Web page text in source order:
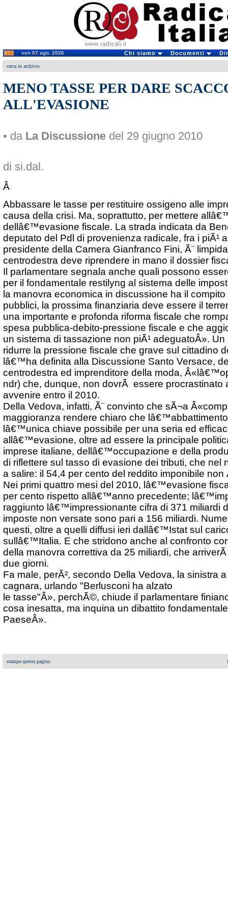
ven 07 ago. 2026 Chi siamo Documenti
cerca in archivio
MENO TASSE PER DARE
ALL'EVASIONE
• da La Discussione del 29 giugno 2010
di si.dal.
Â
Abbassare le tasse per restituire ossigeno alle
causa della crisi. Ma, soprattutto, per mettere
dellâ€™evasione fiscale. La strada indicata da
deputato del Pdl di provenienza radicale, fra i piÃ¹
presidente della Camera Gianfranco Fini, Ã¨
centrodestra deve riprendere in mano il dossier
Il parlamentare segnala anche quali possono
per il fondamentale restilyng al sistema delle
la manovra economica in discussione ha il
pubblici, la prossima finanziaria deve essere il
una importante e profonda riforma fiscale che
spesa pubblica-debito-pressione fiscale e che
un sistema di tassazione non piÃ¹ adeguatoÂ».
ridurre la pressione fiscale che grave sul cittadino
lâ€™ha definita alla Discussione Santo Versace,
centrodestra ed imprenditore della moda,
ndr) che, dunque, non dovrÃ essere procrastinato
avvenire entro il 2010.
Della Vedova, infatti, Ã¨ convinto che sÃ¬a
maggioranza rendere chiaro che
lâ€™unica chiave possibile per una seria ed
allâ€™evasione, oltre ad essere la principale
imprese italiane, dellâ€™occupazione e della
di riflettere sul tasso di evasione dei tributi, che nel
a salire: il 54,4 per cento del reddito imponibile non
Nei primi quattro mesi del 2010, lâ€™evasione
per cento rispetto allâ€™anno precedente;
raggiunto lâ€™impressionante cifra di 371 miliardi
imposte non versate sono pari a 156 miliardi.
questi, oltre a quelli diffusi ieri dallâ€™Istat sul
sullâ€™Italia. E che stridono anche al confronto
della manovra correttiva da 25 miliardi, che
due giorni.
Fa male, perÃ², secondo Della Vedova, la sinistra
cagnara, urlando "Berlusconi ha alzato
le tasse"Â», perchÃ©, chiude il parlamentare
cosa inesatta, ma inquina un dibattito
PaeseÂ».
stampa questa pagina